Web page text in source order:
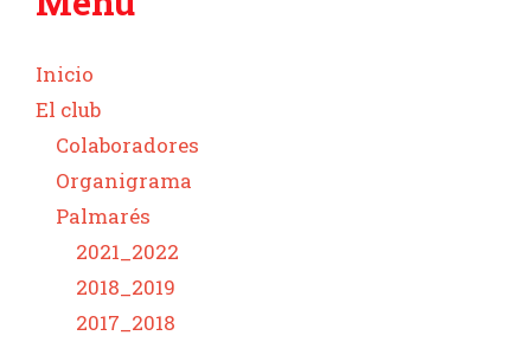
Inicio
El club
Colaboradores
Organigrama
Palmarés
2021_2022
2018_2019
2017_2018